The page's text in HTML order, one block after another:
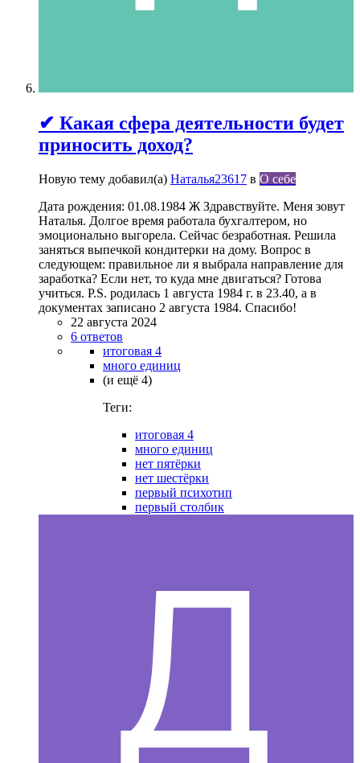
✔ Какая сфера деятельности будет
приносить доход?
Новую тему добавил(а) Наталья23617 в О себе
Дата рождения: 01.08.1984 Ж Здравствуйте. Меня зовут
Наталья. Долгое время работала бухгалтером, но
эмоционально выгорела. Сейчас безработная. Решила
заняться выпечкой кондитерки на дому. Вопрос в
следующем: правильное ли я выбрала направление для
заработка? Если нет, то куда мне двигаться? Готова
учиться. P.S. родилась 1 августа 1984 г. в 23.40, а в
документах записано 2 августа 1984. Спасибо!
22 августа 2024
6 ответов
итоговая 4
много единиц
(и ещё 4)
Теги:
итоговая 4
много единиц
нет пятёрки
нет шестёрки
первый психотип
первый столбик